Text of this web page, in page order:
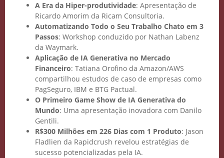
A Era da Hiper-produtividade: Apresentação de
Ricardo Amorim da Ricam Consultoria.
Automatizando Todo o Seu Trabalho Chato em 3
Passos: Workshop conduzido por Nathan Labenz
da Waymark.
Aplicação de IA Generativa no Mercado
Financeiro: Tatiana Orofino da Amazon/AWS
compartilhou estudos de caso de empresas como
PagSeguro, IBM e BTG Pactual.
O Primeiro Game Show de IA Generativa do
Mundo: Uma apresentação inovadora com Danilo
Gentili.
R$300 Milhões em 226 Dias com 1 Produto: Jason
Fladlien da Rapidcrush revelou estratégias de
sucesso potencializadas pela IA.